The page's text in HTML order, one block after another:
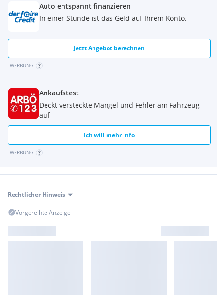
Auto entspannt finanzieren
In einer Stunde ist das Geld auf Ihrem Konto.
Jetzt Angebot berechnen
WERBUNG
Ankaufstest
Deckt versteckte Mängel und Fehler am Fahrzeug
auf
Ich will mehr Info
WERBUNG
Rechtlicher Hinweis
Vorgereihte Anzeige